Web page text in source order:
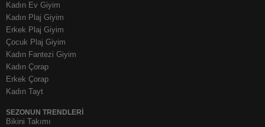
Kadın Ev Giyim
Kadın Plaj Giyim
Erkek Plaj Giyim
Çocuk Plaj Giyim
Kadın Fantezi Giyim
Kadın Çorap
Erkek Çorap
Kadın Tayt
SEZONUN TRENDLERI
Bikini Takımı